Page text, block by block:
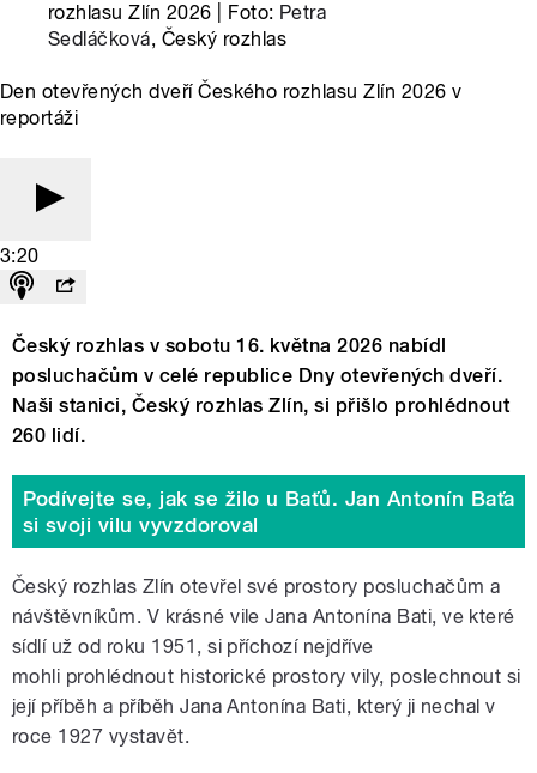
rozhlasu Zlín 2026 | Foto: Petra
Sedláčková, Český rozhlas
Den otevřených dveří Českého rozhlasu Zlín 2026 v
reportáži
3:20
Český rozhlas v sobotu 16. května 2026 nabídl
posluchačům v celé republice Dny otevřených dveří.
Naši stanici, Český rozhlas Zlín, si přišlo prohlédnout
260 lidí.
Podívejte se, jak se žilo u Baťů. Jan Antonín Baťa
si svoji vilu vyvzdoroval
Český rozhlas Zlín otevřel své prostory posluchačům a
návštěvníkům. V krásné vile Jana Antonína Bati, ve které
sídlí už od roku 1951, si příchozí nejdříve
mohli prohlédnout historické prostory vily, poslechnout si
její příběh a příběh Jana Antonína Bati, který ji nechal v
roce 1927 vystavět.